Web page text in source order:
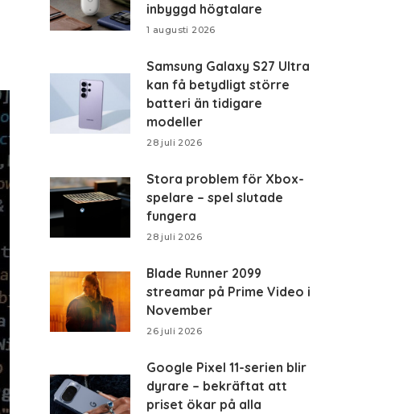
inbyggd högtalare
1 augusti 2026
Samsung Galaxy S27 Ultra
kan få betydligt större
batteri än tidigare
modeller
28 juli 2026
Stora problem för Xbox-
spelare – spel slutade
fungera
28 juli 2026
Blade Runner 2099
streamar på Prime Video i
November
26 juli 2026
Google Pixel 11-serien blir
dyrare – bekräftat att
priset ökar på alla